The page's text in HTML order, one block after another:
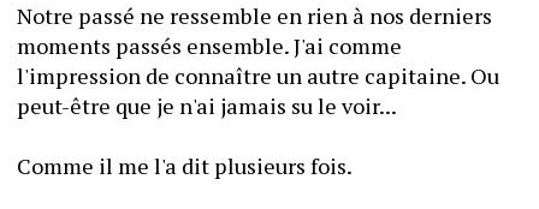
Notre passé ne ressemble en rien à nos derniers
moments passés ensemble. J'ai comme
l'impression de connaître un autre capitaine. Ou
peut-être que je n'ai jamais su le voir...
Comme il me l'a dit plusieurs fois.